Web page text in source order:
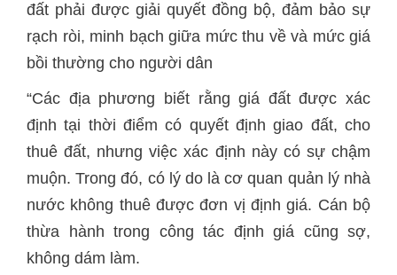
đất phải được giải quyết đồng bộ, đảm bảo sự
rạch ròi, minh bạch giữa mức thu về và mức giá
bồi thường cho người dân
“Các địa phương biết rằng giá đất được xác
định tại thời điểm có quyết định giao đất, cho
thuê đất, nhưng việc xác định này có sự chậm
muộn. Trong đó, có lý do là cơ quan quản lý nhà
nước không thuê được đơn vị định giá. Cán bộ
thừa hành trong công tác định giá cũng sợ,
không dám làm.